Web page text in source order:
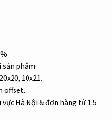
sản phẩm
10x21.
offset.
Hà Nội & đơn hàng từ 1.5